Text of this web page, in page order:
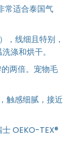
常适合泰国气
线细且特别，
涤和烘干。
两倍。宠物毛
触感细腻，接近
OEKO-TEX®